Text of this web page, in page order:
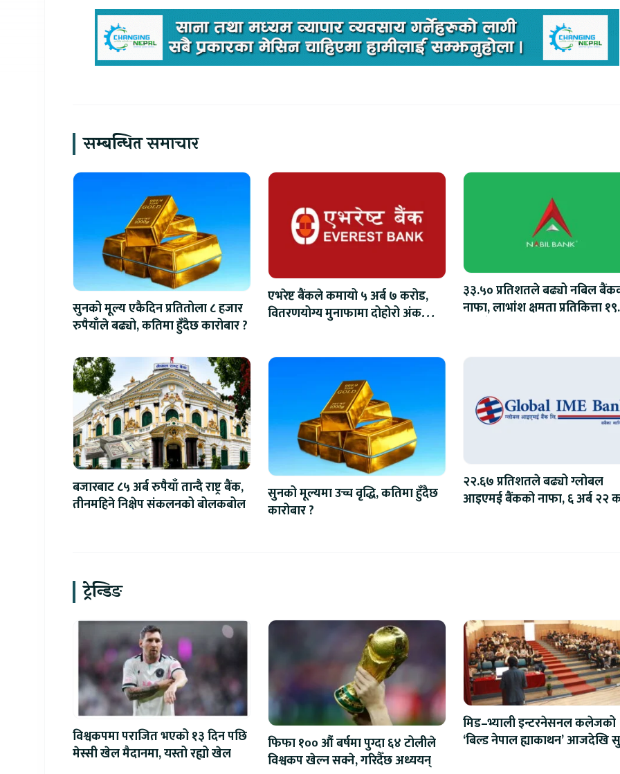
सम्बन्धित समाचार
सुनको मूल्य एकैदिन प्रतितोला ८ हजार
रुपैयाँले बढ्यो, कतिमा हुँदैछ कारोबार ?
एभरेष्ट बैंकले कमायो ५ अर्ब ७ करोड,
वितरणयोग्य मुनाफामा दोहोरो अंकको
३३.५० प्रतिशतले बढ्यो नबिल
नाफा, लाभांश क्षमता प्रतिकित्ता
बजारबाट ८५ अर्ब रुपैयाँ तान्दै राष्ट्र बैंक,
तीनमहिने निक्षेप संकलनको बोलकबोल
सुनको मूल्यमा उच्च वृद्धि, कतिमा हुँदैछ
कारोबार ?
२२.६७ प्रतिशतले बढ्यो ग्लोबल
आइएमई बैंकको नाफा, ६ अर्ब २२
ट्रेन्डिङ
विश्वकपमा पराजित भएको १३ दिन पछि
मेस्सी खेल मैदानमा, यस्तो रह्यो खेल
फिफा १०० औं बर्षमा पुग्दा ६४ टोलीले
विश्वकप खेल्न सक्ने, गरिदैँछ अध्ययन्
मिड–भ्याली इन्टरनेसनल कलेजको
‘बिल्ड नेपाल ह्याकाथन’ आजदेखि